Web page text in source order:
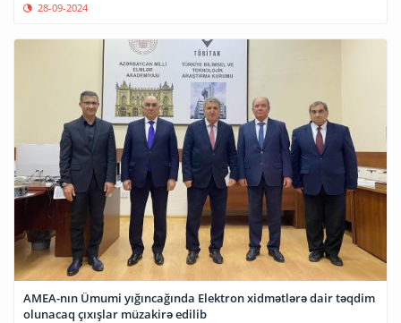
28-09-2024
AMEA-nın Ümumi yığıncağında Elektron xidmətlərə dair təqdim
olunacaq çıxışlar müzakirə edilib